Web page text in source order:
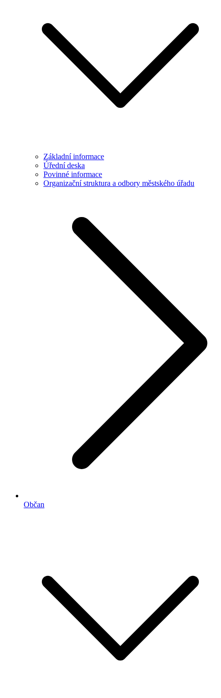
Základní informace
Úřední deska
Povinné informace
Organizační struktura a odbory městského úřadu
Občan